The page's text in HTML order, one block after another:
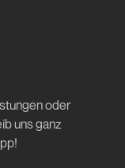
oder
uns ganz